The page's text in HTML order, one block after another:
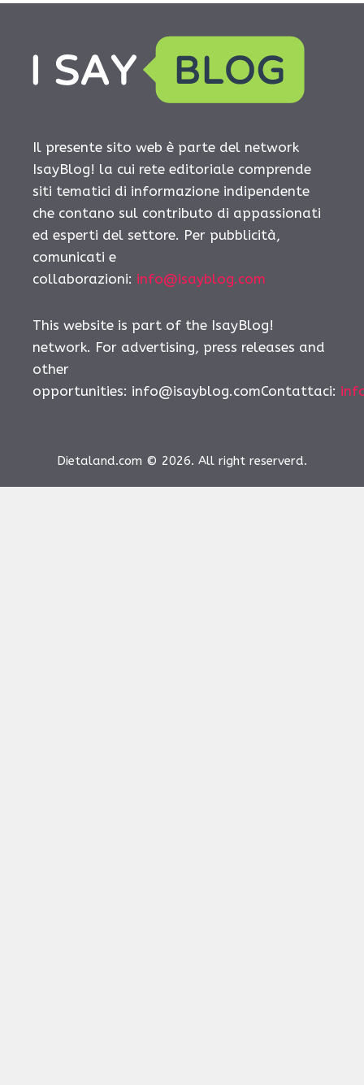
Il presente sito web è parte del network
IsayBlog! la cui rete editoriale comprende
siti tematici di informazione indipendente
che contano sul contributo di appassionati
ed esperti del settore. Per pubblicità,
comunicati e
collaborazioni: info@isayblog.com
This website is part of the IsayBlog!
network. For advertising, press releases and
other
opportunities: info@isayblog.comContattaci:
Dietaland.com © 2026. All right reserverd.